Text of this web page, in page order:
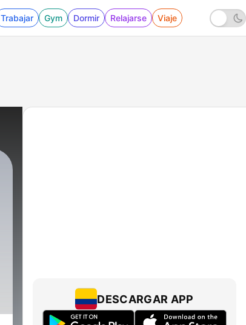
Trabajar Gym Dormir Relajarse Viaje
DESCARGAR APP